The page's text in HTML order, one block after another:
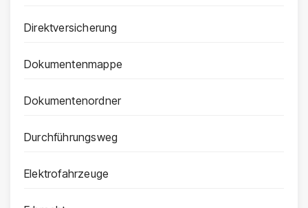
Direktversicherung
Dokumentenmappe
Dokumentenordner
Durchführungsweg
Elektrofahrzeuge